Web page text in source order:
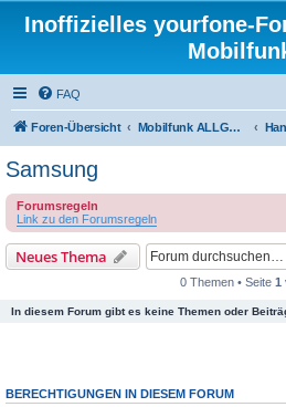
Inoffizielles yourfone-
FAQ
Foren-Übersicht Mobilfunk ALLGEMEIN
Samsung
Forumsregeln
Link zu den Forumsregeln
Neues Thema
0 Themen • Seite 1
In diesem Forum gibt es keine Themen oder
BERECHTIGUNGEN IN DIESEM FORUM